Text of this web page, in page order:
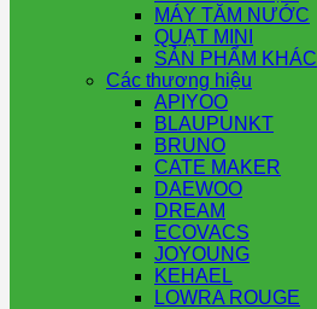
MÁY TĂM NƯỚC
QUẠT MINI
SẢN PHẨM KHÁC
Các thương hiệu
APIYOO
BLAUPUNKT
BRUNO
CATE MAKER
DAEWOO
DREAM
ECOVACS
JOYOUNG
KEHAEL
LOWRA ROUGE